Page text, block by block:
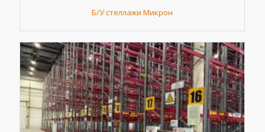
Б/У стеллажи Микрон